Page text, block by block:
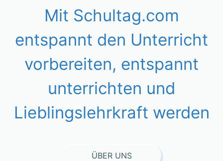
Mit Schultag.com
entspannt den Unterricht
vorbereiten, entspannt
unterrichten und
Lieblingslehrkraft werden
ÜBER UNS